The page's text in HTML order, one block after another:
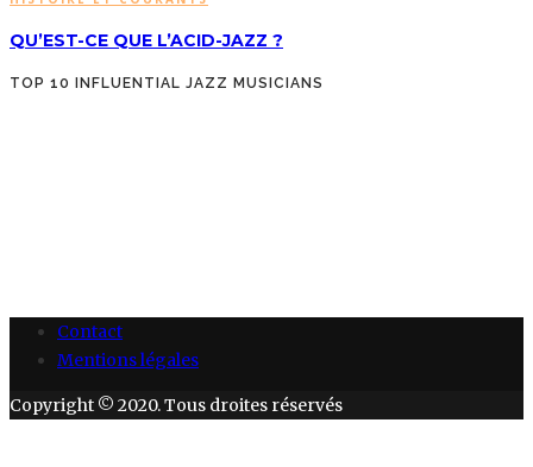
QU’EST-CE QUE L’ACID-JAZZ ?
TOP 10 INFLUENTIAL JAZZ MUSICIANS
Contact
Mentions légales
Copyright © 2020. Tous droites réservés